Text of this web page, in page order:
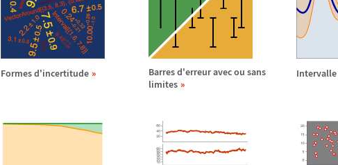
Formes d'incertitude
Barres d'erreur avec ou sans
limites